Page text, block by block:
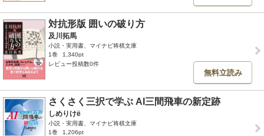
対抗形版 囲いの破り方
及川拓馬
小説・実用書、マイナビ将棋文庫
1巻
1,340pt
レビュー投稿数0件
無料立読み
さくさく三択で学ぶ AI三間飛車の新定跡
しめりけё
小説・実用書、マイナビ将棋文庫
1巻
1,206pt